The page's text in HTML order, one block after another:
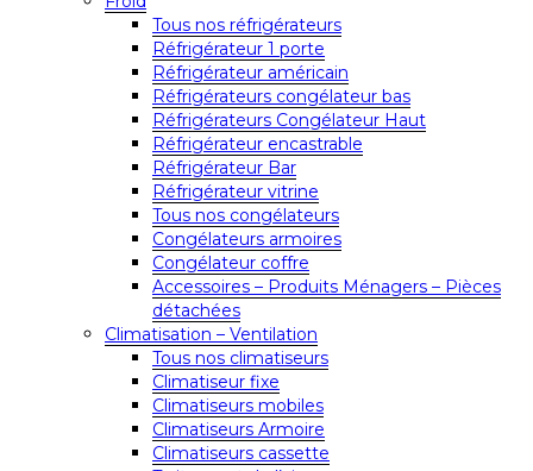
Tous nos réfrigérateurs
Réfrigérateur 1 porte
Réfrigérateur américain
Réfrigérateurs congélateur bas
Réfrigérateurs Congélateur Haut
Réfrigérateur encastrable
Réfrigérateur Bar
Réfrigérateur vitrine
Tous nos congélateurs
Congélateurs armoires
Congélateur coffre
Accessoires – Produits Ménagers – Pièces
détachées
Climatisation – Ventilation
Tous nos climatiseurs
Climatiseur fixe
Climatiseurs mobiles
Climatiseurs Armoire
Climatiseurs cassette